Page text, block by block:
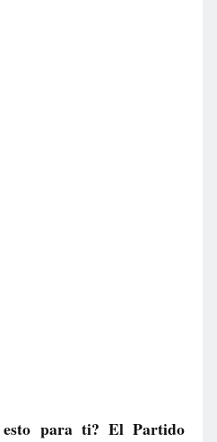
esto para ti? El Partido